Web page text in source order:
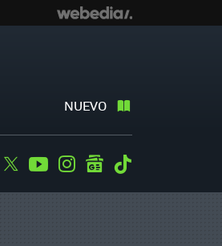
NUEVO
Facebook
TwitterYoutubeInstagramgooglenews